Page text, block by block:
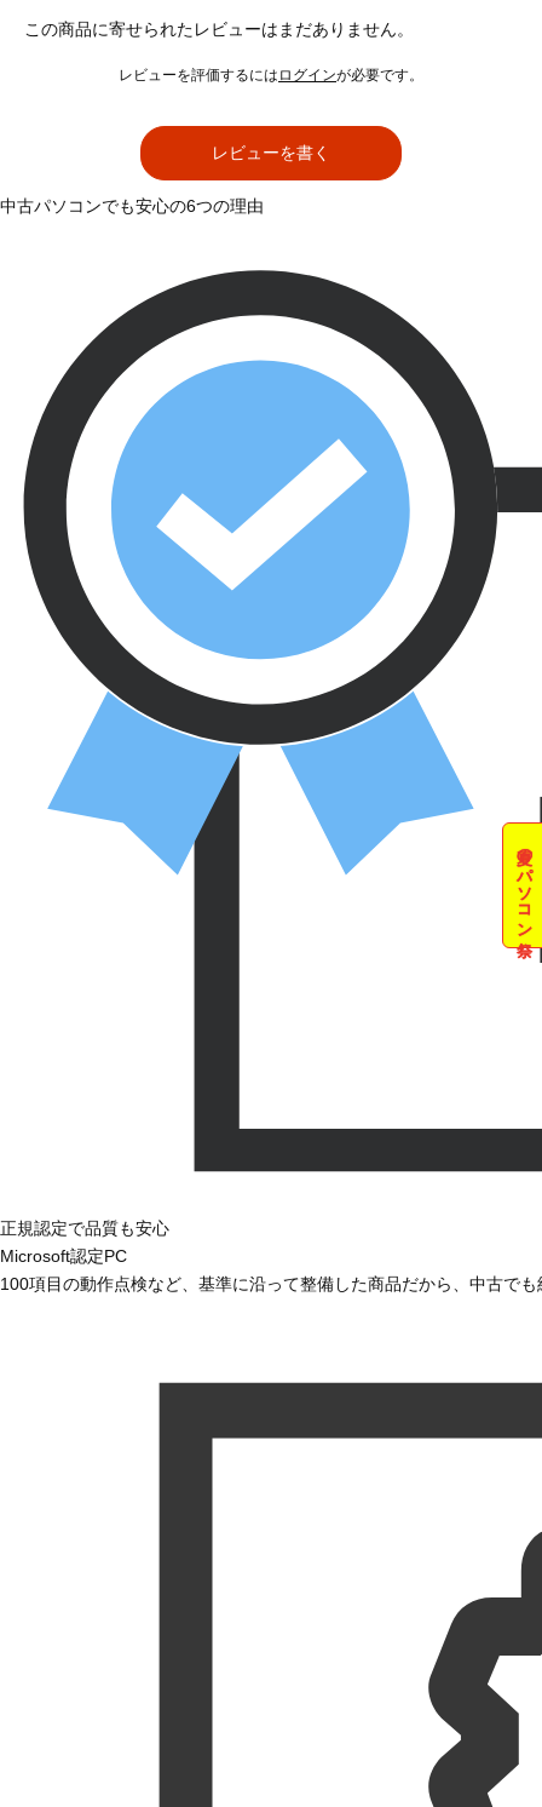
この商品に寄せられたレビューはまだありません。
レビューを評価するには ログインが必要です。
レビューを書く
夏のパソコン祭
中古パソコンでも安心の6つの理由
正規認定で品質も安心
Microsoft認定PC
100項目の動作点検など、基準に沿って整備した商品だから、中古で